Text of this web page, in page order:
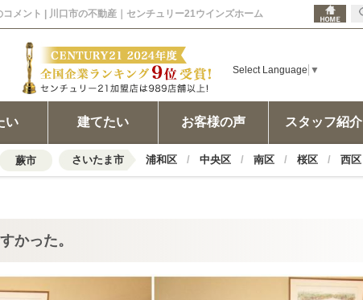
メント | 川口市の不動産｜センチュリー21ウインズホーム
Select Language ▼
い 建てたい お客様の声 スタッフ紹介
蕨市 さいたま市 浦和区 中央区 南区 桜区 西区
かった。